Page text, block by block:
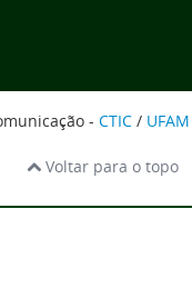
- CTIC / UFAM
Voltar para o topo